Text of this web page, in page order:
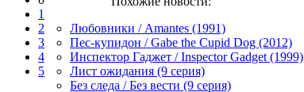
1
2
3
4
5
Любовники / Amantes (1991)
Пес-купидон / Gabe the Cupid Dog (2012)
Инспектор Гаджет / Inspector Gadget (1999)
Лист ожидания (9 серия)
Без следа / Без вести (9 серия)